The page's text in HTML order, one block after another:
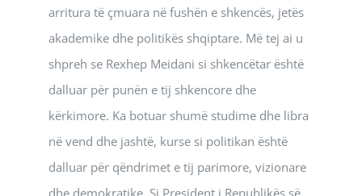
arritura të çmuara në fushën e shkencës, jetës
akademike dhe politikës shqiptare. Më tej ai u
shpreh se Rexhep Meidani si shkencëtar është
dalluar për punën e tij shkencore dhe
kërkimore. Ka botuar shumë studime dhe libra
në vend dhe jashtë, kurse si politikan është
dalluar për qëndrimet e tij parimore, vizionare
dhe demokratike. Si President i Republikës së